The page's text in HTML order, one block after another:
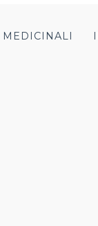
MEDICINALI